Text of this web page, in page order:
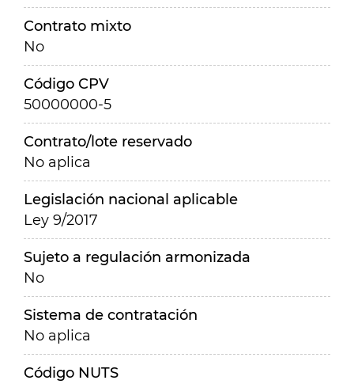
Contrato mixto
No
Código CPV
50000000-5
Contrato/lote reservado
No aplica
Legislación nacional aplicable
Ley 9/2017
Sujeto a regulación armonizada
No
Sistema de contratación
No aplica
Código NUTS